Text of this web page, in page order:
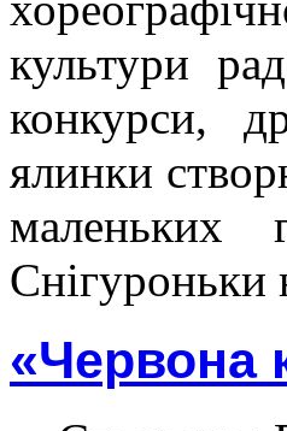
культури
конкурси,
ялинки
маленьких
Снігуроньки
«Червона